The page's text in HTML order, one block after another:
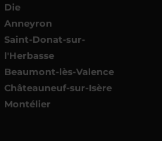
Die
Anneyron
Saint-Donat-sur-
l'Herbasse
Beaumont-lès-Valence
Châteauneuf-sur-Isère
Montélier